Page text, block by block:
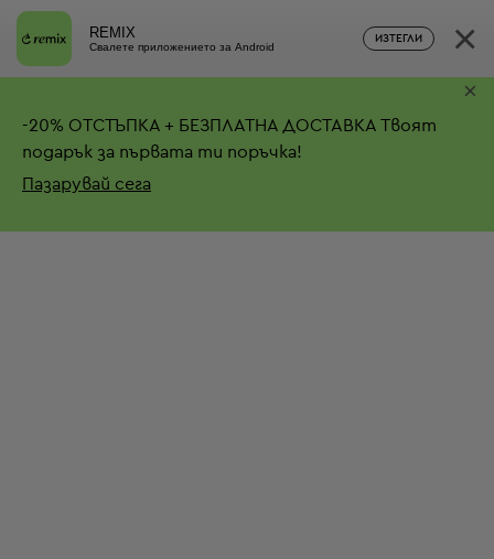
REMIX
Свалете приложението за Android
ИЗТЕГЛИ ×
-20% ОТСТЪПКА + БЕЗПЛАТНА ДОСТАВКА Твоят
подарък за първата ти поръчка!
Пазарувай сега
×